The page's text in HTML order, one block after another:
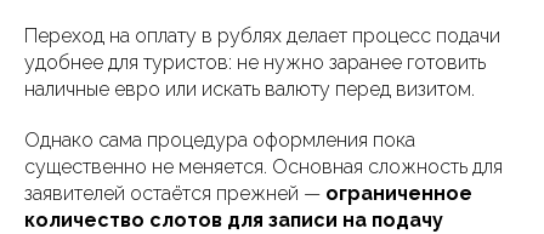
Переход на оплату в рублях делает процесс подачи
удобнее для туристов: не нужно заранее готовить
наличные евро или искать валюту перед визитом.
Однако сама процедура оформления пока
существенно не меняется. Основная сложность для
заявителей остаётся прежней — ограниченное
количество слотов для записи на подачу